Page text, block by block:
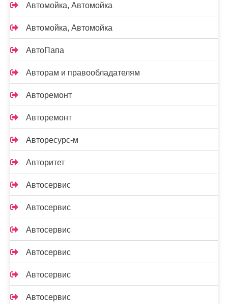
Автомойка, Автомойка
Автомойка, Автомойка
АвтоПапа
Авторам и правообладателям
Авторемонт
Авторемонт
Авторесурс-м
Авторитет
Автосервис
Автосервис
Автосервис
Автосервис
Автосервис
Автосервис